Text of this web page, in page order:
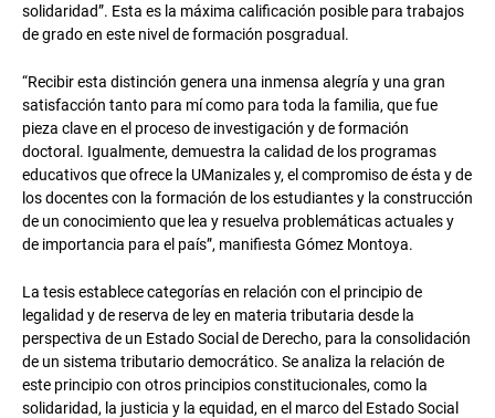
solidaridad”. Esta es la máxima calificación posible para trabajos
de grado en este nivel de formación posgradual.
“Recibir esta distinción genera una inmensa alegría y una gran
satisfacción tanto para mí como para toda la familia, que fue
pieza clave en el proceso de investigación y de formación
doctoral. Igualmente, demuestra la calidad de los programas
educativos que ofrece la UManizales y, el compromiso de ésta y de
los docentes con la formación de los estudiantes y la construcción
de un conocimiento que lea y resuelva problemáticas actuales y
de importancia para el país”, manifiesta Gómez Montoya.
La tesis establece categorías en relación con el principio de
legalidad y de reserva de ley en materia tributaria desde la
perspectiva de un Estado Social de Derecho, para la consolidación
de un sistema tributario democrático. Se analiza la relación de
este principio con otros principios constitucionales, como la
solidaridad, la justicia y la equidad, en el marco del Estado Social